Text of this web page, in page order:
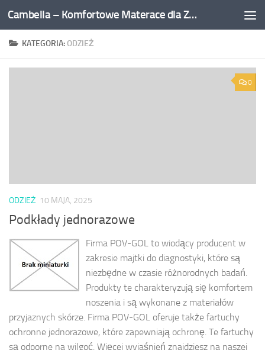
Przejdź do treści Cambella – Komfortowe Materace dla Zdrowego Snu
KATEGORIA:ODZIEŻ
0
ODZIEŻ 10 MAJA, 2025
Podkłady jednorazowe
Firma POV-GOL to wiodący producent w
zakresie majtki do diagnostyki, które są
niezbędne w czasie różnorodnych badań.
Produkty te charakteryzują się komfortem
noszenia i są wykonane z materiałów
przyjaznych skórze. Firma POV-GOL oferuje także fartuchy
ochronne jednorazowe, które zapewniają ochronę. Te fartuchy
są odporne na wilgoć. Więcej wyjaśnień znajdziesz na naszej